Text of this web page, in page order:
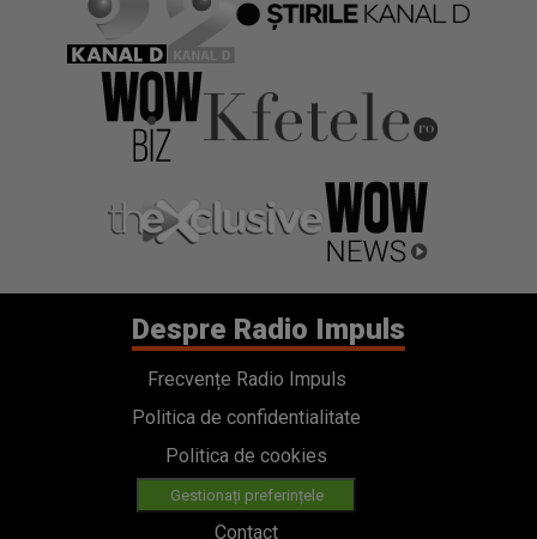
Despre Radio Impuls
Frecvențe Radio Impuls
Politica de confidentialitate
Politica de cookies
Gestionați preferințele
Contact